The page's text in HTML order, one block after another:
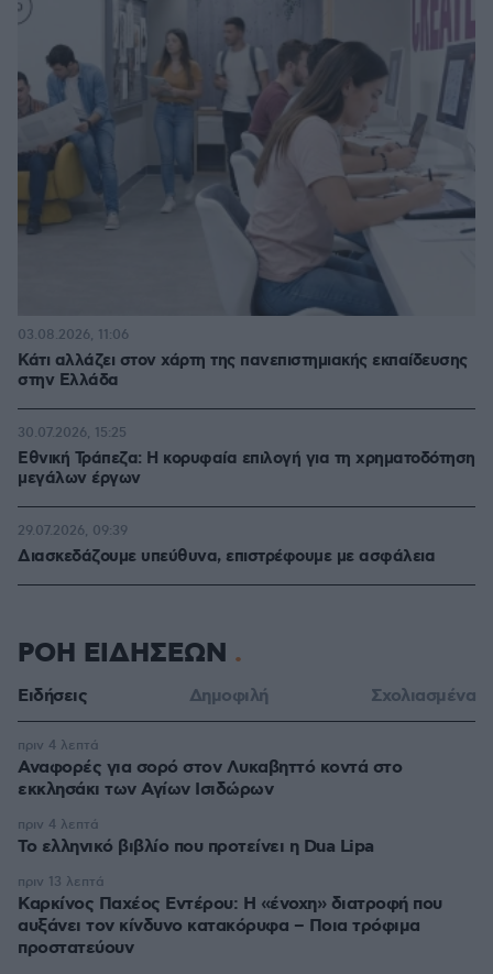
Κάτι αλλάζει στον χάρτη της πανεπιστημιακής εκπαίδευσης
στην Ελλάδα
03.08.2026, 11:06
Εθνική Τράπεζα: Η κορυφαία επιλογή για τη χρηματοδότηση
μεγάλων έργων
30.07.2026, 15:25
Διασκεδάζουμε υπεύθυνα, επιστρέφουμε με ασφάλεια
29.07.2026, 09:39
ΡΟΗ ΕΙΔΗΣΕΩΝ
Ειδήσεις Δημοφιλή Σχολιασμένα
Αναφορές για σορό στον Λυκαβηττό κοντά στο
εκκλησάκι των Αγίων Ισιδώρων
πριν 4 λεπτά
Το ελληνικό βιβλίο που προτείνει η Dua Lipa
πριν 4 λεπτά
Καρκίνος Παχέος Εντέρου: Η «ένοχη» διατροφή που
αυξάνει τον κίνδυνο κατακόρυφα – Ποια τρόφιμα
προστατεύουν
πριν 13 λεπτά